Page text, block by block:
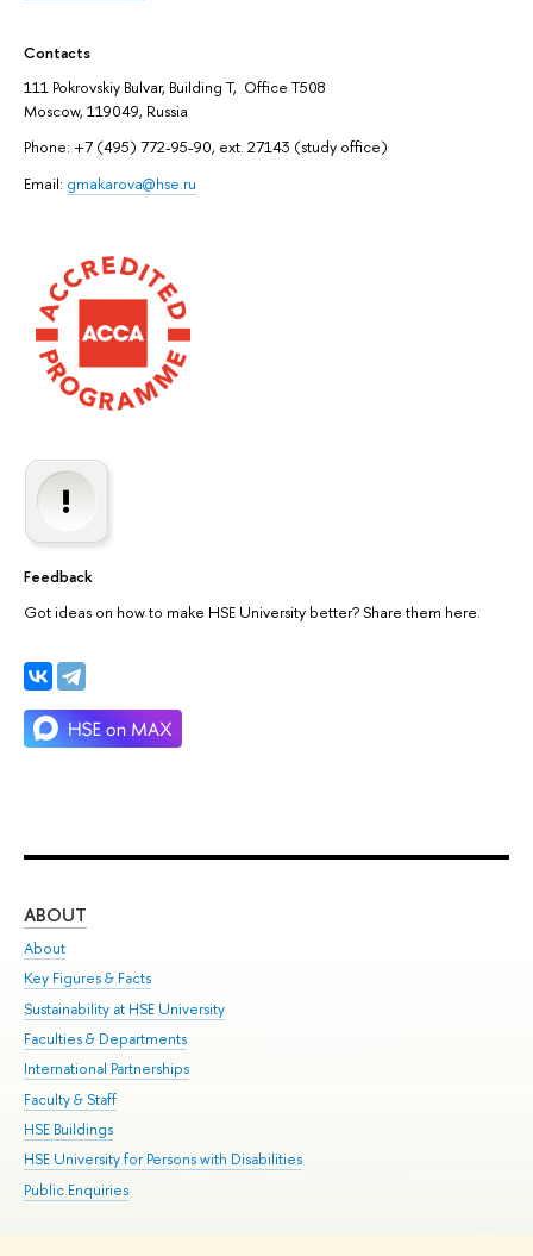
Contacts
111 Pokrovskiy Bulvar, Building T, Office T508
Moscow, 119049, Russia
Phone: +7 (495) 772-95-90, ext. 27143 (study office)
Email: gmakarova@hse.ru
Feedback
Got ideas on how to make HSE University better? Share them here.
ABOUT
About
Key Figures & Facts
Sustainability at HSE University
Faculties & Departments
International Partnerships
Faculty & Staff
HSE Buildings
HSE University for Persons with Disabilities
Public Enquiries